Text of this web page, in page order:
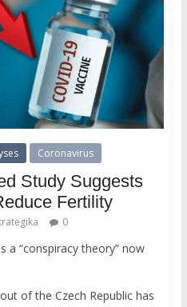
Coronavirus
Study Suggests
Fertility
0
a “conspiracy theory” now
of the Czech Republic has